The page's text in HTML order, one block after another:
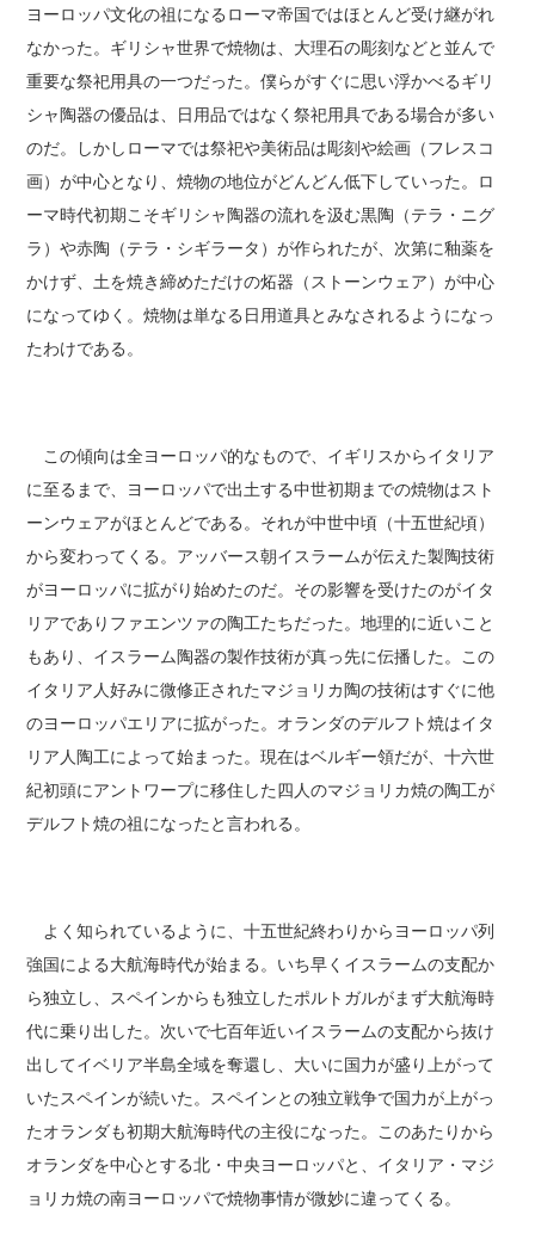
ヨーロッパ文化の祖になるローマ帝国ではほとんど受け継がれ
なかった。ギリシャ世界で焼物は、大理石の彫刻などと並んで
重要な祭祀用具の一つだった。僕らがすぐに思い浮かべるギリ
シャ陶器の優品は、日用品ではなく祭祀用具である場合が多い
のだ。しかしローマでは祭祀や美術品は彫刻や絵画（フレスコ
画）が中心となり、焼物の地位がどんどん低下していった。ロ
ーマ時代初期こそギリシャ陶器の流れを汲む黒陶（テラ・ニグ
ラ）や赤陶（テラ・シギラータ）が作られたが、次第に釉薬を
かけず、土を焼き締めただけの炻器（ストーンウェア）が中心
になってゆく。焼物は単なる日用道具とみなされるようになっ
たわけである。
この傾向は全ヨーロッパ的なもので、イギリスからイタリア
に至るまで、ヨーロッパで出土する中世初期までの焼物はスト
ーンウェアがほとんどである。それが中世中頃（十五世紀頃）
から変わってくる。アッバース朝イスラームが伝えた製陶技術
がヨーロッパに拡がり始めたのだ。その影響を受けたのがイタ
リアでありファエンツァの陶工たちだった。地理的に近いこと
もあり、イスラーム陶器の製作技術が真っ先に伝播した。この
イタリア人好みに微修正されたマジョリカ陶の技術はすぐに他
のヨーロッパエリアに拡がった。オランダのデルフト焼はイタ
リア人陶工によって始まった。現在はベルギー領だが、十六世
紀初頭にアントワープに移住した四人のマジョリカ焼の陶工が
デルフト焼の祖になったと言われる。
よく知られているように、十五世紀終わりからヨーロッパ列
強国による大航海時代が始まる。いち早くイスラームの支配か
ら独立し、スペインからも独立したポルトガルがまず大航海時
代に乗り出した。次いで七百年近いイスラームの支配から抜け
出してイベリア半島全域を奪還し、大いに国力が盛り上がって
いたスペインが続いた。スペインとの独立戦争で国力が上がっ
たオランダも初期大航海時代の主役になった。このあたりから
オランダを中心とする北・中央ヨーロッパと、イタリア・マジ
ョリカ焼の南ヨーロッパで焼物事情が微妙に違ってくる。